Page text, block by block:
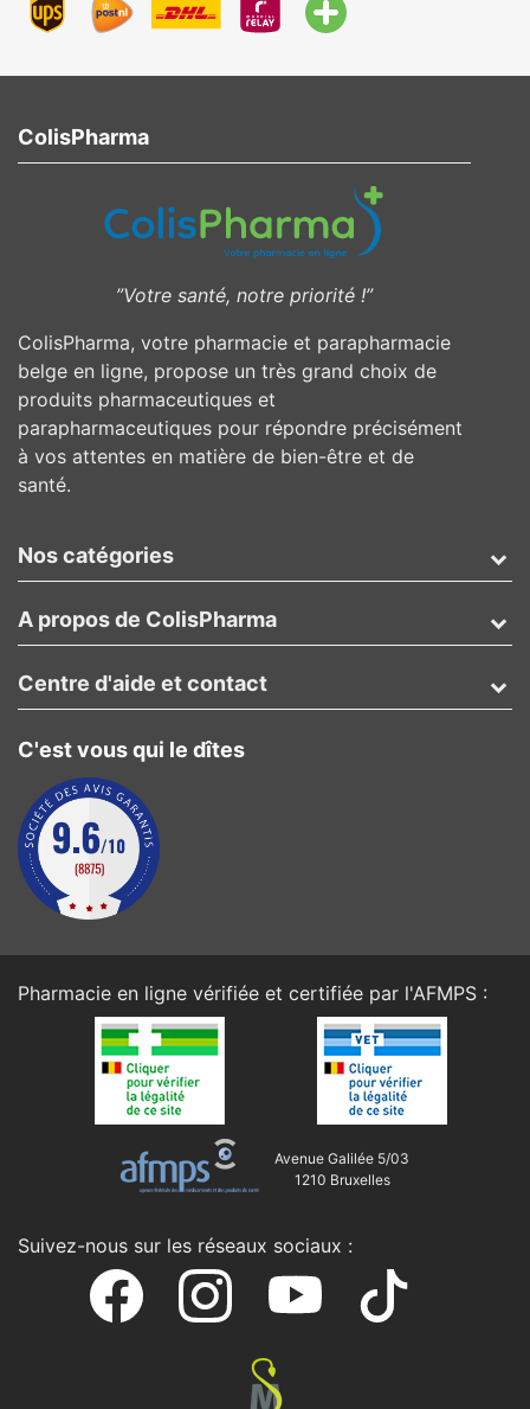
ColisPharma
”Votre santé, notre priorité !”
ColisPharma, votre pharmacie et parapharmacie
belge en ligne, propose un très grand choix de
produits pharmaceutiques et
parapharmaceutiques pour répondre précisément
à vos attentes en matière de bien-être et de
santé.
Nos catégories
A propos de ColisPharma
C'est vous qui le dîtes
Centre d'aide et contact
Pharmacie en ligne vérifiée et certifiée par l'AFMPS :
Avenue Galilée 5/03
1210 Bruxelles
Suivez-nous sur les réseaux sociaux :